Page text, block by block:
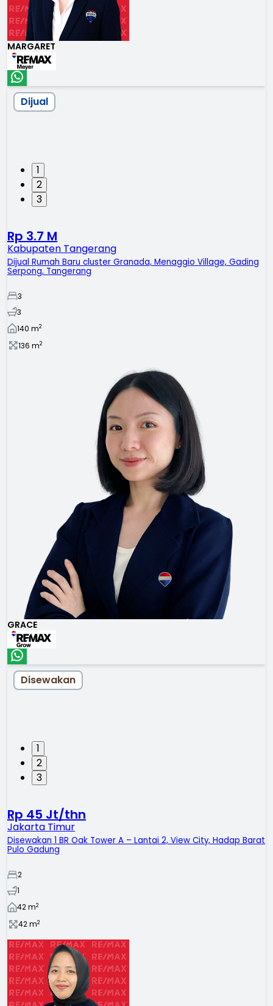
MARGARET
1
2
3
Dijual
Rp 3.7 M
Kabupaten Tangerang
Dijual Rumah Baru cluster Granada, Menaggio Village, Gading
Serpong, Tangerang
3
3
140 m2
136 m2
GRACE
1
2
3
Disewakan
Rp 45 Jt/thn
Jakarta Timur
Disewakan 1 BR Oak Tower A – Lantai 2, View City, Hadap Barat
Pulo Gadung
2
1
42m2
42m2